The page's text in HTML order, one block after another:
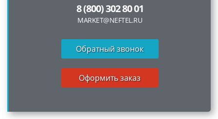
8 (800) 302 80 01
MARKET@NEFTEL.RU
Обратный звонок
Оформить заказ